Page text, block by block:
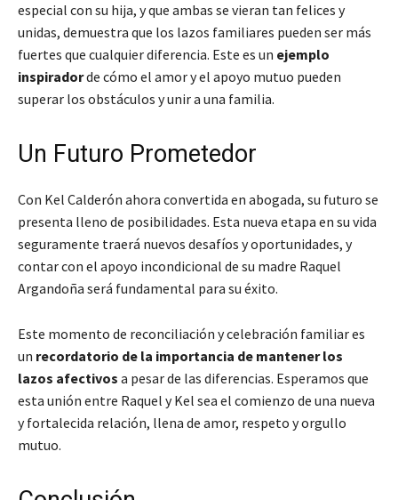
especial con su hija, y que ambas se vieran tan felices y
unidas, demuestra que los lazos familiares pueden ser más
fuertes que cualquier diferencia. Este es un ejemplo
inspiradorde cómo el amor y el apoyo mutuo pueden
superar los obstáculos y unir a una familia.
Un Futuro Prometedor
Con Kel Calderón ahora convertida en abogada, su futuro se
presenta lleno de posibilidades. Esta nueva etapa en su vida
seguramente traerá nuevos desafíos y oportunidades, y
contar con el apoyo incondicional de su madre Raquel
Argandoña será fundamental para su éxito.
Este momento de reconciliación y celebración familiar es
un recordatorio de la importancia de mantener los
lazos afectivos a pesar de las diferencias. Esperamos que
esta unión entre Raquel y Kel sea el comienzo de una nueva
y fortalecida relación, llena de amor, respeto y orgullo
mutuo.